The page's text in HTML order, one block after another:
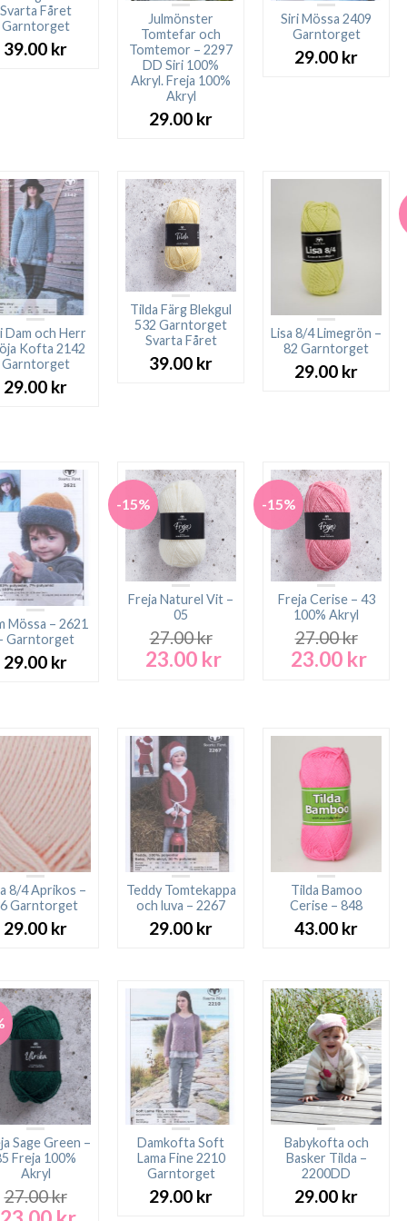
Svarta Fåret
Garntorget
39.00 kr
Julmönster
Tomtefar och
Tomtemor – 2297
DD Siri 100%
Akryl. Freja 100%
Akryl
29.00 kr
Siri Mössa 2409
Garntorget
29.00 kr
Dam och Herr
Kofta 2142
Garntorget
29.00 kr
Tilda Färg Blekgul
532 Garntorget
Svarta Fåret
39.00 kr
Lisa 8/4 Limegrön –
82 Garntorget
29.00 kr
Mössa – 2621
Garntorget
29.00 kr
-15%
Freja Naturel Vit –
05
27.00kr
Det
23.00 krDet
-15%
Freja Cerise – 43
100% Akryl
27.00kr
Det
23.00 krDet
8/4 Aprikos –
Garntorget
29.00 kr
Teddy Tomtekappa
och luva – 2267
29.00 kr
Tilda Bamoo
Cerise – 848
43.00 kr
Sage Green –
Freja 100%
Akryl
27.00kr
Det
Damkofta Soft
Lama Fine 2210
Garntorget
29.00 kr
Babykofta och
Basker Tilda –
2200DD
29.00 kr